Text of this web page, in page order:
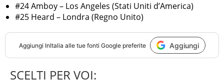
#24 Amboy – Los Angeles (Stati Uniti d’America)
#25 Heard – Londra (Regno Unito)
Aggiungi InItalia alle tue fonti Google preferite Aggiungi
SCELTI PER VOI: